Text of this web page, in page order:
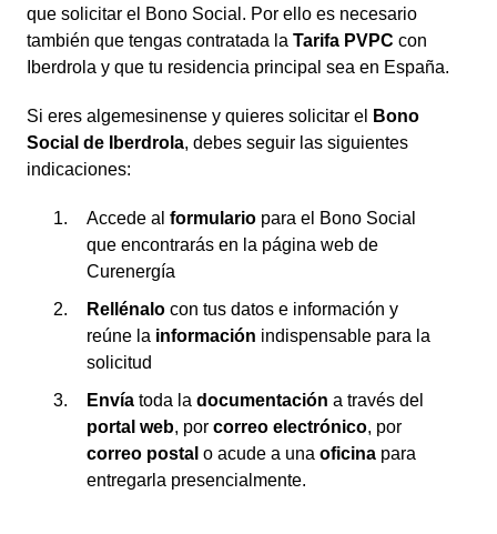
que solicitar el Bono Social. Por ello es necesario
también que tengas contratada la Tarifa PVPC con
Iberdrola y que tu residencia principal sea en España.
Si eres algemesinense y quieres solicitar el
Bono
Social de Iberdrola, debes seguir las siguientes
indicaciones:
Accede al formulario para el Bono Social
que encontrarás en la página web de
Curenergía
Rellénalo con tus datos e información y
reúne la información indispensable para la
solicitud
Envía toda la documentación a través del
portal web, por correo electrónico, por
correo postal o acude a una oficina para
entregarla presencialmente.